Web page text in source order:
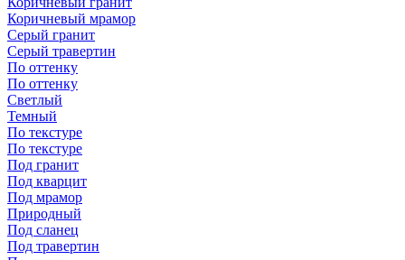
Коричневый мрамор
Серый гранит
Серый травертин
По оттенку
По оттенку
Светлый
Темный
По текстуре
По текстуре
Под гранит
Под кварцит
Под мрамор
Природный
Под сланец
Под травертин